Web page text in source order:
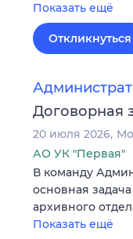
Показать ещё
Откликнуться
Договорная
20 июля 2026
АО УК "Первая"
В команду
основная
архивного
Показать ещё